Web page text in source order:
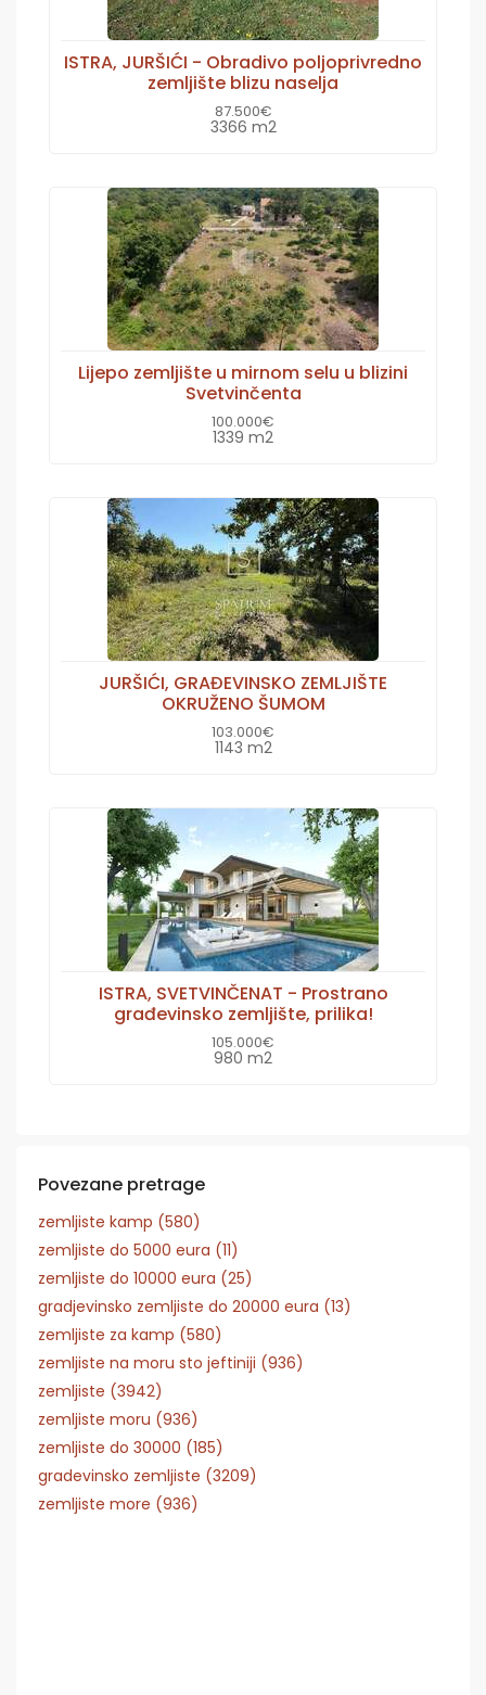
ISTRA, JURŠIĆI - Obradivo poljoprivredno
zemljište blizu naselja
87.500€
3366 m2
Lijepo zemljište u mirnom selu u blizini
Svetvinčenta
100.000€
1339 m2
JURŠIĆI, GRAĐEVINSKO ZEMLJIŠTE
OKRUŽENO ŠUMOM
103.000€
1143 m2
ISTRA, SVETVINČENAT - Prostrano
građevinsko zemljište, prilika!
105.000€
980 m2
Povezane pretrage
zemljiste kamp (580)
zemljiste do 5000 eura (11)
zemljiste do 10000 eura (25)
gradjevinsko zemljiste do 20000 eura (13)
zemljiste za kamp (580)
zemljiste na moru sto jeftiniji (936)
zemljiste (3942)
zemljiste moru (936)
zemljiste do 30000 (185)
gradevinsko zemljiste (3209)
zemljiste more (936)